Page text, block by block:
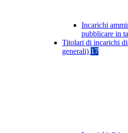
Incarichi
pubblicare in
Titolari di incarichi
generali) 17